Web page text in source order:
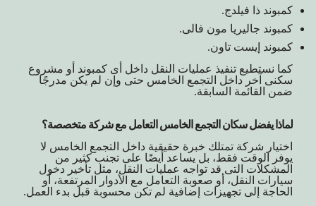
كمبوند ذا فيلدج.
كمبوند جاليريا مون فالى.
كمبوند إيست تاون.
كما نستطيع تنفيذ عمليات النقل داخل أى كمبوند أو مشروع
سكنى آخر داخل التجمع الخامس حتى وإن لم يكن مدرجًا
ضمن القائمة السابقة.
لماذا يفضل سكان التجمع الخامس التعامل مع شركة متخصصة؟
اختيار شركة تمتلك خبرة حقيقية داخل التجمع الخامس لا
يوفر الوقت فقط، بل يساعد أيضًا على تجنب كثير من
المشكلات التى قد تواجه عمليات النقل، مثل تأخير دخول
سيارات النقل، أو صعوبة التعامل مع الأدوار المرتفعة، أو
الحاجة إلى تجهيزات إضافية لم تكن محسوبة قبل بدء العمل.